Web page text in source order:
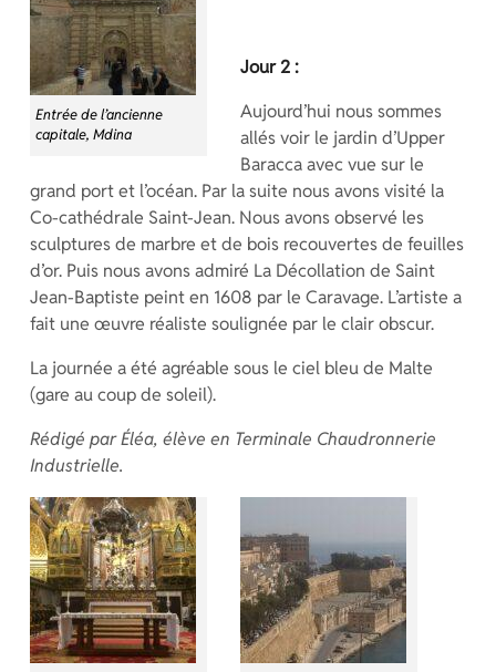
Entrée de l’ancienne
capitale, Mdina
Jour 2 :
Aujourd’hui nous sommes
allés voir le jardin d’Upper
Baracca avec vue sur le
grand port et l’océan. Par la suite nous avons visité la
Co-cathédrale Saint-Jean. Nous avons observé les
sculptures de marbre et de bois recouvertes de feuilles
d’or. Puis nous avons admiré La Décollation de Saint
Jean-Baptiste peint en 1608 par le Caravage. L’artiste a
fait une œuvre réaliste soulignée par le clair obscur.
La journée a été agréable sous le ciel bleu de Malte
(gare au coup de soleil).
Rédigé par Éléa, élève en Terminale Chaudronnerie
Industrielle.